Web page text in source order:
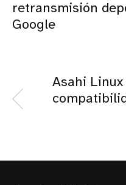
retransmisión
Google
Asahi Linux